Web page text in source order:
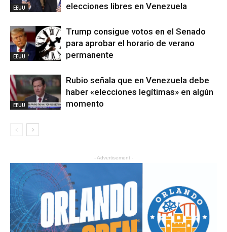
EEUU
elecciones libres en Venezuela
EEUU
Trump consigue votos en el Senado
para aprobar el horario de verano
permanente
EEUU
Rubio señala que en Venezuela debe
haber «elecciones legítimas» en algún
momento
- Advertisement -